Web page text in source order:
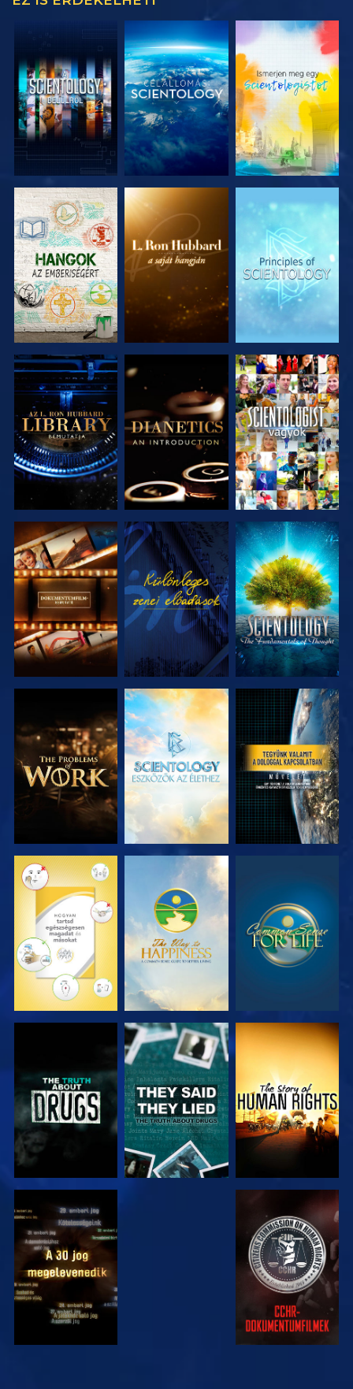
A SOROZAT
RÉSZEI
A SOROZAT
RÉSZEI
A SOROZAT
RÉSZEI
A SOROZAT
RÉSZEI
A SOROZAT
RÉSZEI
MŰSORNÉZÉS
A SOROZAT
RÉSZEI
MŰSORNÉZÉS
A SOROZAT
RÉSZEI
A SOROZAT
RÉSZEI
A SOROZAT
RÉSZEI
MŰSORNÉZÉS
MŰSORNÉZÉS MŰSORNÉZÉS MŰSORNÉZÉS
MŰSORNÉZÉS MŰSORNÉZÉS
MŰSORNÉZÉS MŰSORNÉZÉS